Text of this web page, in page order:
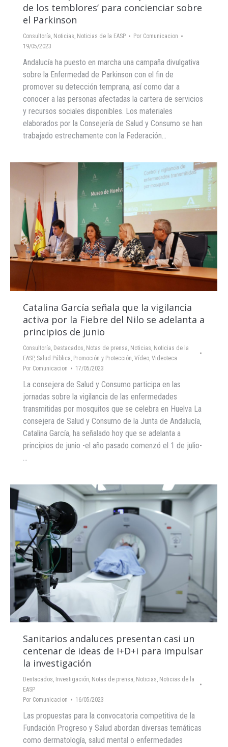
de los temblores’ para concienciar sobre
el Parkinson
Consultoría, Noticias, Noticias de la EASP Por Comunicacion
19/05/2023
Andalucía ha puesto en marcha una campaña divulgativa
sobre la Enfermedad de Parkinson con el fin de
promover su detección temprana, así como dar a
conocer a las personas afectadas la cartera de servicios
y recursos sociales disponibles. Los materiales
elaborados por la Consejería de Salud y Consumo se han
trabajado estrechamente con la Federación…
Catalina García señala que la vigilancia
activa por la Fiebre del Nilo se adelanta a
principios de junio
Consultoría, Destacados, Notas de prensa, Noticias, Noticias de la
EASP, Salud Pública, Promoción y Protección, Vídeo, Videoteca
Por Comunicacion 17/05/2023
La consejera de Salud y Consumo participa en las
jornadas sobre la vigilancia de las enfermedades
transmitidas por mosquitos que se celebra en Huelva La
consejera de Salud y Consumo de la Junta de Andalucía,
Catalina García, ha señalado hoy que se adelanta a
principios de junio -el año pasado comenzó el 1 de julio-
…
Sanitarios andaluces presentan casi un
centenar de ideas de I+D+i para impulsar
la investigación
Destacados, Investigación, Notas de prensa, Noticias, Noticias de la
EASP
Por Comunicacion 16/05/2023
Las propuestas para la convocatoria competitiva de la
Fundación Progreso y Salud abordan diversas temáticas
como dermatología, salud mental o enfermedades